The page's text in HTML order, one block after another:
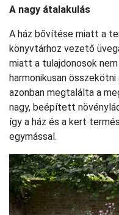
A nagy átalakulás
A ház bővítése miatt a
könyvtárhoz vezető
miatt a tulajdonosok
harmonikusan
azonban megtalálta a
nagy, beépített
így a ház és a kert
egymással.